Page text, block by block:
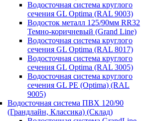
Водосточная система круглого
сечения GL Optima (RAL 9003)
Водосток металл 125/90мм RR32
Темно-коричневый (Grand Line)
Водосточная система круглого
сечения GL Optima (RAL 8017)
Водосточная система круглого
сечения GL Optima (RAL 3005)
Водосточная система круглого
сечения GL PE (Optima) (RAL
9005)
Водосточная система ПВХ 120/90
(Грандлайн, Классика) (Склад)